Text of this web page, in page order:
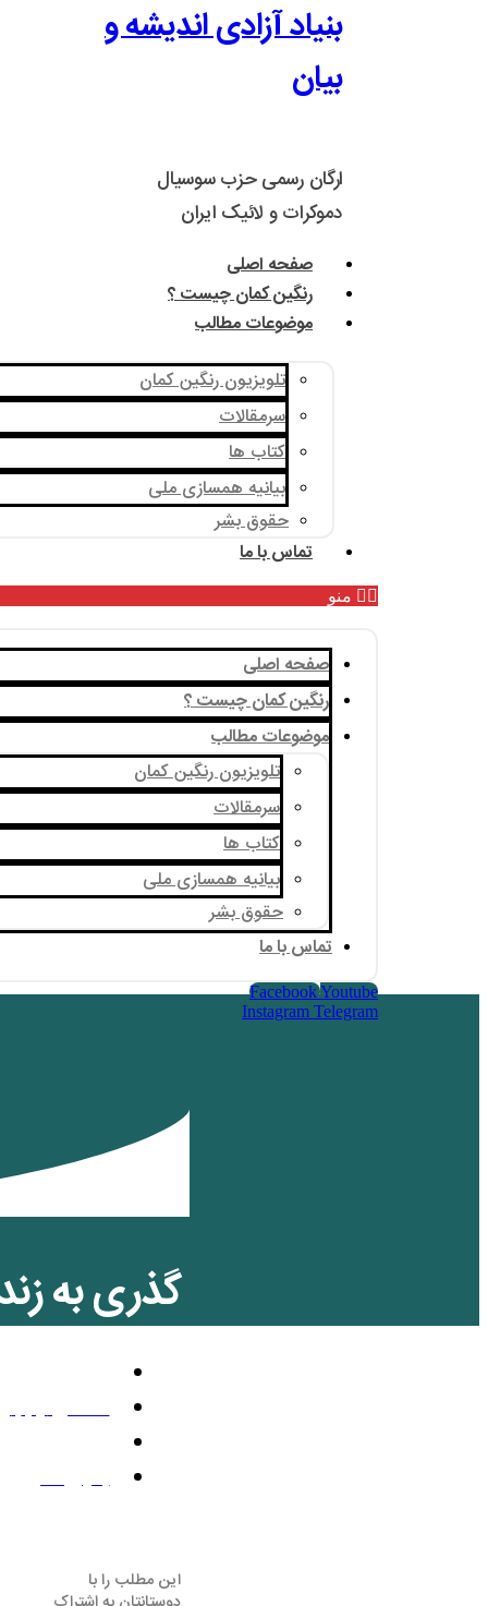
بنیاد آزادی اندیشه و
بیان
ارگان رسمی حزب سوسیال
دموکرات و لائیک ایران
صفحه اصلی
رنگین کمان چیست ؟
موضوعات مطالب
تلویزیون رنگین کمان
سرمقالات
کتاب ها
بیانیه همسازی ملی
حقوق بشر
تماس با ما
منو
صفحه اصلی
رنگین کمان چیست ؟
موضوعات مطالب
تلویزیون رنگین کمان
سرمقالات
کتاب ها
بیانیه همسازی ملی
حقوق بشر
تماس با ما
FacebookYoutube
Instagram Telegram
گذری به
دسامبر 18, 2020
بدون نظر
این مطلب را با